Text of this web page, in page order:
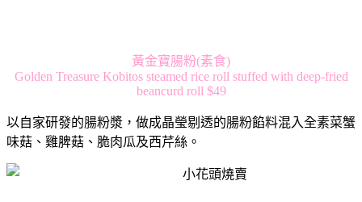
黃金寶腸粉(素食)
Golden Treasure Kobitos steamed rice roll stuffed with deep-fried
beancurd roll $49
以自家研發的腸粉漿，做成晶瑩剔透的腸粉餡料混入全素菜蟹
味菇、雞脾菇、脆肉瓜及西芹絲。